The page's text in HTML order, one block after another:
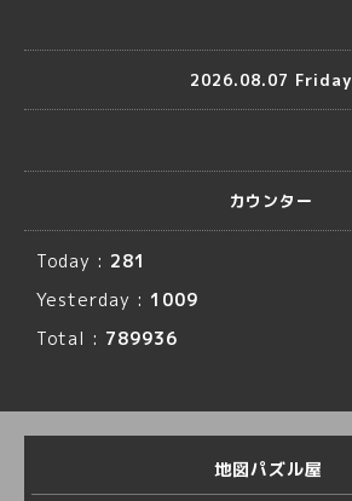
2026.08.07 Friday
カウンター
Today : 281
Yesterday : 1009
Total : 789936
地図パズル屋